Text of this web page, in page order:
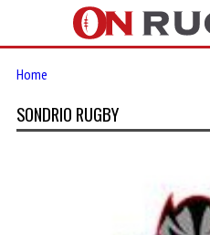
Home
SONDRIO RUGBY